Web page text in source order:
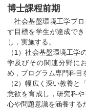
博士課程前期
社会基盤環境工学プロ
す目標を学生が達成で
し，実施する。
（1）社会基盤環境工学
学及びその関連分野に
め，プログラム専門科目
（2）幅広く深い教養と
意欲を育成し，研究科
心や問題意識を涵養する